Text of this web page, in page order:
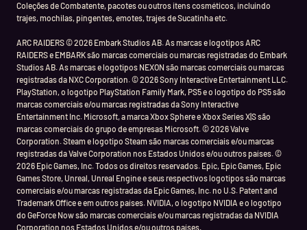
Coleções de Combatente, pacotes ou outros itens cosméticos, incluindo
trajes, mochilas, pingentes, emotes, trajes de Sucatinha etc.
ARC RAIDERS © 2026 Embark Studios AB. As marcas e logotipos ARC
RAIDERS e EMBARK são marcas comerciais ou marcas registradas do Embark
Studios AB. As marcas e logotipos NEXON são marcas comerciais ou marcas
registradas da NXC Corporation. © 2026 Sony Interactive Entertainment LLC.
PlayStation, o logotipo PlayStation Family Mark, PS5 e o logotipo do PS5 são
marcas comerciais e/ou marcas registradas da Sony Interactive
Entertainment Inc. Microsoft, a marca Xbox Sphere e Xbox Series X|S são
marcas comerciais do grupo de empresas Microsoft. © 2026 Valve
Corporation. Steam e logotipo Steam são marcas comerciais e/ou marcas
registradas da Valve Corporation nos Estados Unidos e/ou outros países. ©
2026 Epic Games, Inc. Todos os direitos reservados. Epic, Epic Games, Epic
Games Store, Unreal, Unreal Engine e seus respectivos logotipos são marcas
comerciais e/ou marcas registradas da Epic Games, Inc. no U.S. Patent and
Trademark Office e em outros países. NVIDIA, o logotipo NVIDIA e o logotipo
do GeForce Now são marcas comerciais e/ou marcas registradas da NVIDIA
Corporation nos Estados Unidos e/ou outros países.